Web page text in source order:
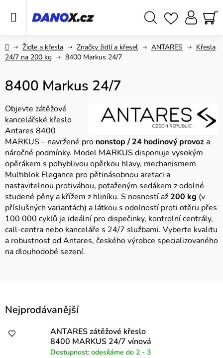
DomůŽidle a křesla Značky židlí a křesel ANTARES
Křesla
24/7 na 200 kg
8400 Markus 24/7
8400 Markus 24/7
Objevte zátěžové
kancelářské křeslo
Antares 8400
MARKUS – navržené pro nonstop / 24 hodinový provoza
náročné podmínky. Model MARKUS disponuje vysokým
opěrákem s pohyblivou opěrkou hlavy, mechanismem
Multiblok Elegance pro pětinásobnou aretaci a
nastavitelnou protiváhou, potaženým sedákem z odolné
studené pěny a křížem z hliníku. S nosností až 200 kg (v
příslušných variantách) a látkou s odolností proti otěru přes
100 000 cyklů je ideální pro dispečinky, kontrolní centrály,
call-centra nebo kanceláře s 24/7 službami. Vyberte kvalitu
a robustnost od Antares, českého výrobce specializovaného
na dlouhodobé sezení.
Nejprodávanější
ANTARES zátěžové křeslo
8400 MARKUS 24/7 vínová
Dostupnost: odesíláme do 2 - 3
V
ý
p